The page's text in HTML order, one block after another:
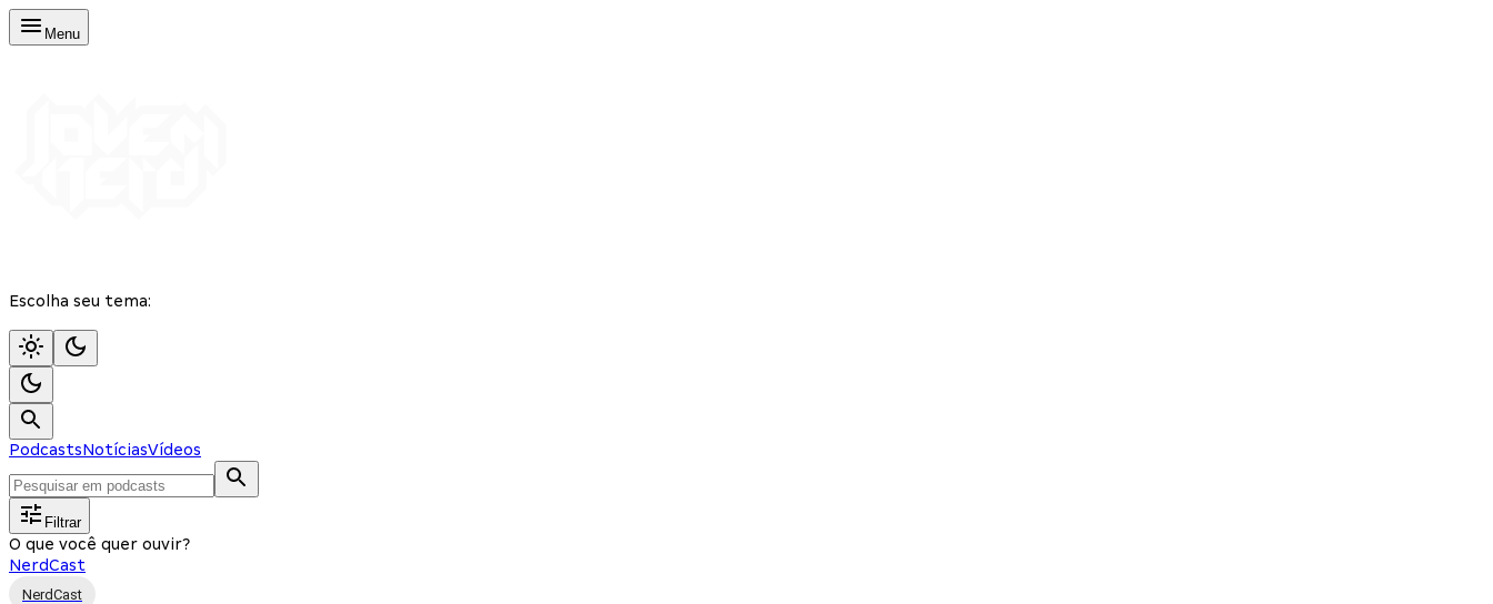
Menu
Escolha seu tema:
PodcastsNotíciasVídeos
Filtrar
O que você quer ouvir?
NerdCast
NerdCast